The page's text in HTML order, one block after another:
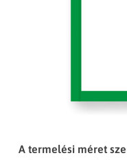
A termelési méret